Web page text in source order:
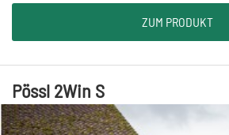
ZUM PRODUKT
Pössl 2Win S